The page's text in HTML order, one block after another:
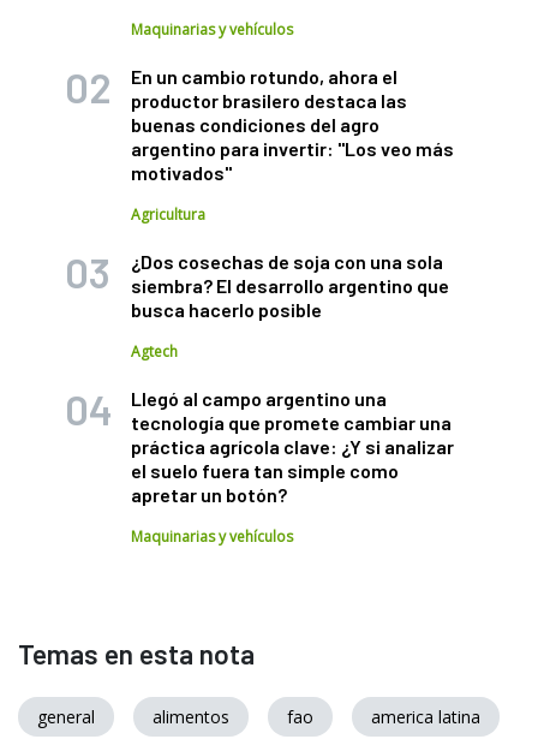
Maquinarias y vehículos
En un cambio rotundo, ahora el
productor brasilero destaca las
buenas condiciones del agro
argentino para invertir: "Los veo más
motivados"
Agricultura
¿Dos cosechas de soja con una sola
siembra? El desarrollo argentino que
busca hacerlo posible
Agtech
Llegó al campo argentino una
tecnología que promete cambiar una
práctica agrícola clave: ¿Y si analizar
el suelo fuera tan simple como
apretar un botón?
Maquinarias y vehículos
Temas en esta nota
general alimentos fao america latina